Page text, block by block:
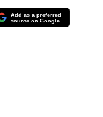
Add as a preferred
source on Google